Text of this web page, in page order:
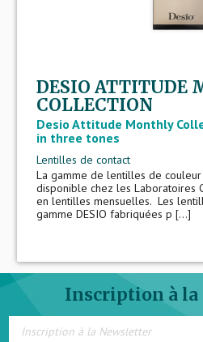
DESIO ATTITUDE
COLLECTION
Desio Attitude Monthly
in three tones
Lentilles de contact
La gamme de lentilles de couleur
disponible chez les Laboratoires
en lentilles mensuelles. Les
gamme DESIO fabriquées p [...]
Inscription à la